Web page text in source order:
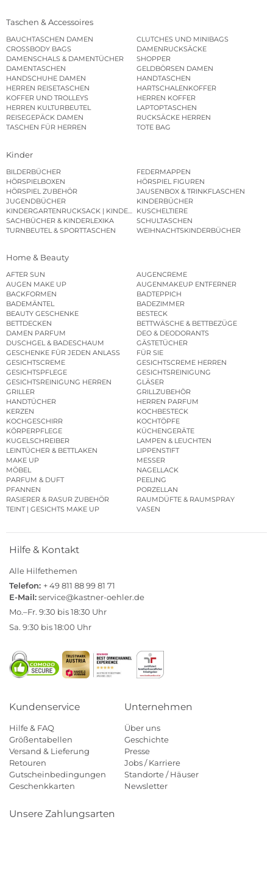
Taschen & Accessoires
BAUCHTASCHEN DAMEN
CLUTCHES UND MINIBAGS
CROSSBODY BAGS
DAMENRUCKSÄCKE
DAMENSCHALS & DAMENTÜCHER
SHOPPER
DAMENTASCHEN
GELDBÖRSEN DAMEN
HANDSCHUHE DAMEN
HANDTASCHEN
HERREN REISETASCHEN
HARTSCHALENKOFFER
KOFFER UND TROLLEYS
HERREN KOFFER
HERREN KULTURBEUTEL
LAPTOPTASCHEN
REISEGEPÄCK DAMEN
RUCKSÄCKE HERREN
TASCHEN FÜR HERREN
TOTE BAG
Kinder
BILDERBÜCHER
FEDERMAPPEN
HÖRSPIELBOXEN
HÖRSPIEL FIGUREN
HÖRSPIEL ZUBEHÖR
JAUSENBOX & TRINKFLASCHEN
JUGENDBÜCHER
KINDERBÜCHER
KINDERGARTENRUCKSACK | KINDERGARTENBEUTEL
KUSCHELTIERE
SACHBÜCHER & KINDERLEXIKA
SCHULTASCHEN
TURNBEUTEL & SPORTTASCHEN
WEIHNACHTSKINDERBÜCHER
Home & Beauty
AFTER SUN
AUGENCREME
AUGEN MAKE UP
AUGENMAKEUP ENTFERNER
BACKFORMEN
BADTEPPICH
BADEMÄNTEL
BADEZIMMER
BEAUTY GESCHENKE
BESTECK
BETTDECKEN
BETTWÄSCHE & BETTBEZÜGE
DAMEN PARFUM
DEO & DEODORANTS
DUSCHGEL & BADESCHAUM
GÄSTETÜCHER
GESCHENKE FÜR JEDEN ANLASS
FÜR SIE
GESICHTSCREME
GESICHTSCREME HERREN
GESICHTSPFLEGE
GESICHTSREINIGUNG
GESICHTSREINIGUNG HERREN
GLÄSER
GRILLER
GRILLZUBEHÖR
HANDTÜCHER
HERREN PARFUM
KERZEN
KOCHBESTECK
KOCHGESCHIRR
KOCHTÖPFE
KÖRPERPFLEGE
KÜCHENGERÄTE
KUGELSCHREIBER
LAMPEN & LEUCHTEN
LEINTÜCHER & BETTLAKEN
LIPPENSTIFT
MAKE UP
MESSER
MÖBEL
NAGELLACK
PARFUM & DUFT
PEELING
PFANNEN
PORZELLAN
RASIERER & RASUR ZUBEHÖR
RAUMDÜFTE & RAUMSPRAY
TEINT | GESICHTS MAKE UP
VASEN
Hilfe & Kontakt
Alle Hilfethemen
Telefon: + 49 811 88 99 81 71
E-Mail:service@kastner-oehler.de
Mo.–Fr. 9:30 bis 18:30 Uhr
Sa. 9:30 bis 18:00 Uhr
Kundenservice
Hilfe & FAQ
Größentabellen
Versand & Lieferung
Retouren
Gutscheinbedingungen
Geschenkkarten
Unternehmen
Über uns
Geschichte
Presse
Jobs / Karriere
Standorte / Häuser
Newsletter
Unsere Zahlungsarten